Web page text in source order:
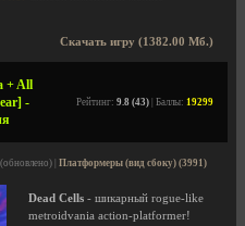
Скачать игру (1382.00 Мб.)
+ All
-
Рейтинг: 9.8 (43) | Баллы: 19299
| Платформеры (вид сбоку) (3991)
Dead Cells - шикарный rogue-like
metroidvania action-platformer!